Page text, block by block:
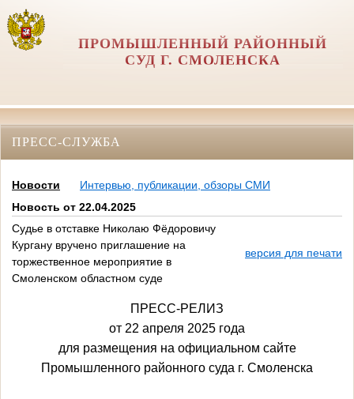
ПРОМЫШЛЕННЫЙ РАЙОННЫЙ
СУД Г. СМОЛЕНСКА
ПРЕСС-СЛУЖБА
Новости
Интервью, публикации, обзоры СМИ
Новость от 22.04.2025
Судье в отставке Николаю Фёдоровичу
Кургану вручено приглашение на
торжественное мероприятие в
Смоленском областном суде
версия для печати
ПРЕСС-РЕЛИЗ
от 22 апреля 2025 года
для размещения на официальном сайте
Промышленного районного суда г. Смоленска